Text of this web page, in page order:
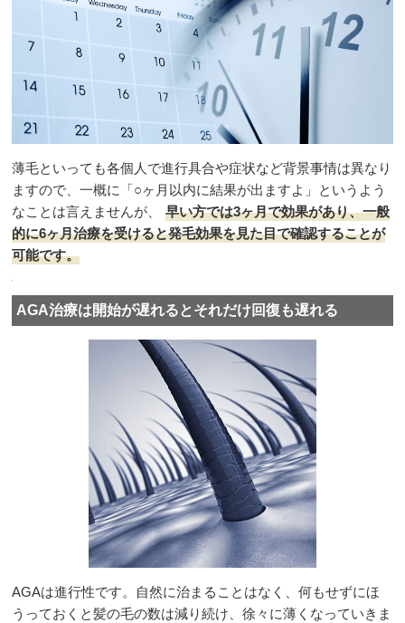
薄毛といっても各個人で進行具合や症状など背景事情は異なり
ますので、一概に「○ヶ月以内に結果が出ますよ」というよう
なことは言えませんが、
早い方では3ヶ月で効果があり、一般
的に6ヶ月治療を受けると発毛効果を見た目で確認することが
可能です。
AGA治療は開始が遅れるとそれだけ回復も遅れる
AGAは進行性です。自然に治まることはなく、何もせずにほ
うっておくと髪の毛の数は減り続け、徐々に薄くなっていきま